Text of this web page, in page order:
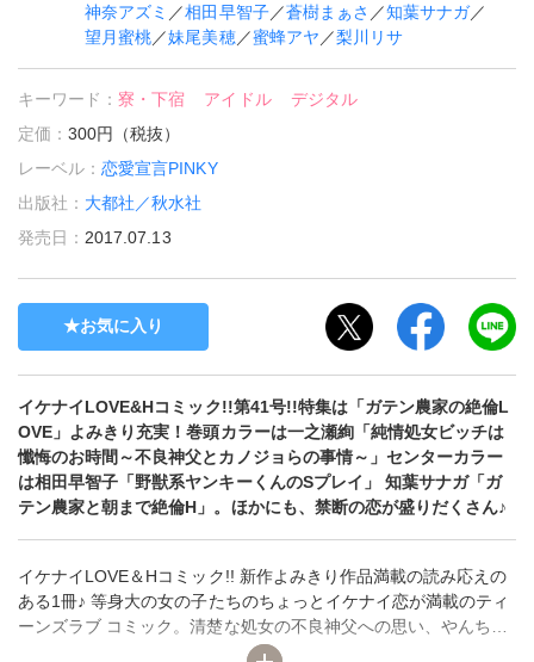
神奈アズミ ／相田早智子／蒼樹まぁさ ／知葉サナガ／
望月蜜桃／妹尾美穂／蜜蜂アヤ ／梨川リサ
キーワード：寮・下宿 アイドル
デジタル
定価：300円（税抜）
レーベル：恋愛宣言PINKY
出版社： 大都社／秋水社
発売日： 2017.07.13
お気に入り
イケナイLOVE&Hコミック!!第41号!!特集は「ガテン農家の絶倫L
OVE」よみきり充実！巻頭カラーは一之瀬絢「純情処女ビッチは
懺悔のお時間～不良神父とカノジョらの事情～」センターカラー
は相田早智子「野獣系ヤンキーくんのSプレイ」 知葉サナガ「ガ
テン農家と朝まで絶倫H」。ほかにも、禁断の恋が盛りだくさん♪
イケナイLOVE＆Hコミック!! 新作よみきり作品満載の読み応えの
ある1冊♪ 等身大の女の子たちのちょっとイケナイ恋が満載のティ
ーンズラブ コミック。清楚な処女の不良神父への思い、やんちゃ
でかわいい年下くんとの急接近、ガテン系男子との激しい恋――